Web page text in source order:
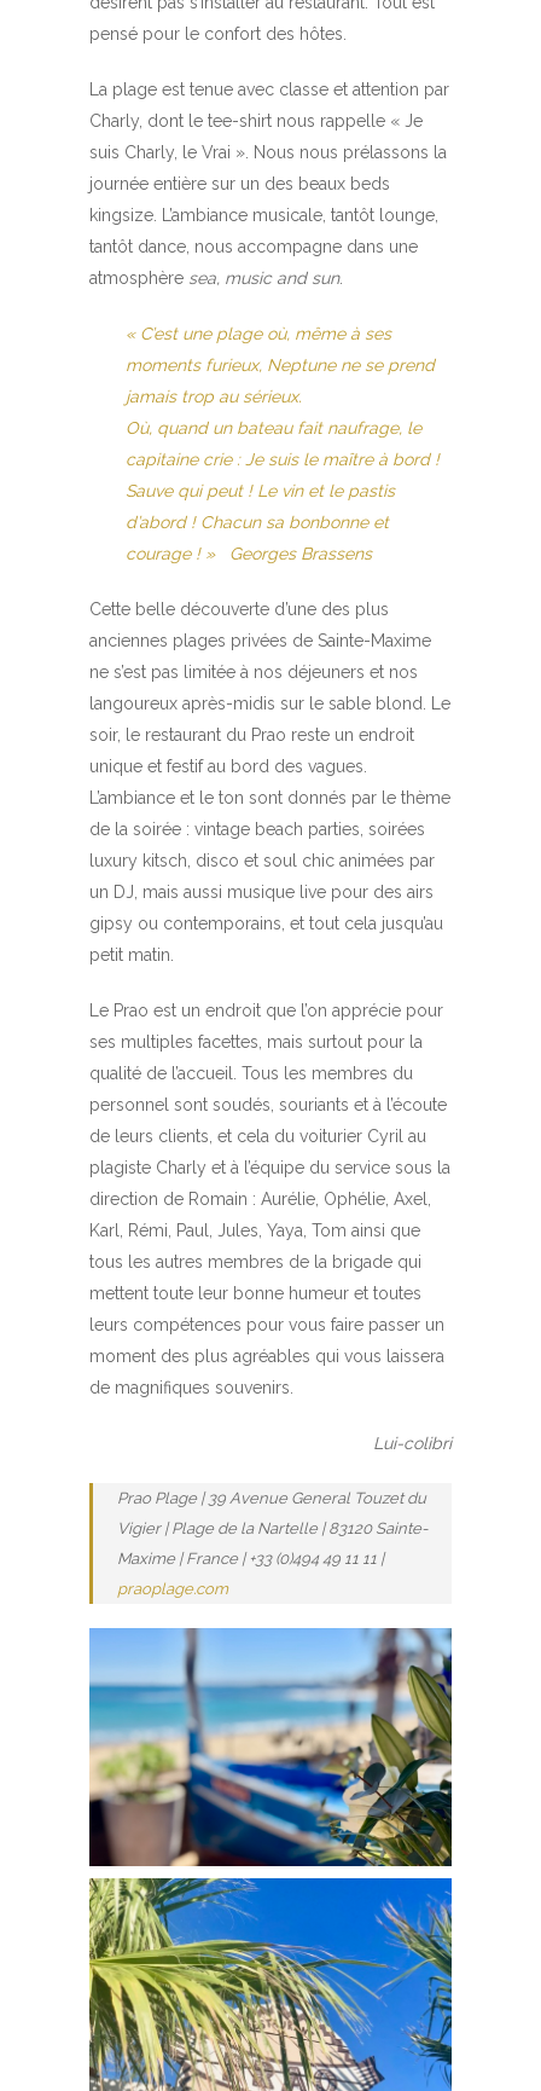
pensé pour le confort des hôtes.
La plage est tenue avec classe et attention par
Charly, dont le tee-shirt nous rappelle « Je
suis Charly, le Vrai ». Nous nous prélassons la
journée entière sur un des beaux beds
kingsize. L’ambiance musicale, tantôt lounge,
tantôt dance, nous accompagne dans une
atmosphère sea, music and sun.
« C’est une plage où, même à ses
moments furieux, Neptune ne se prend
jamais trop au sérieux.
Où, quand un bateau fait naufrage, le
capitaine crie : Je suis le maître à bord !
Sauve qui peut ! Le vin et le pastis
d’abord ! Chacun sa bonbonne et
courage ! » Georges Brassens
Cette belle découverte d’une des plus
anciennes plages privées de Sainte-Maxime
ne s’est pas limitée à nos déjeuners et nos
langoureux après-midis sur le sable blond. Le
soir, le restaurant du Prao reste un endroit
unique et festif au bord des vagues.
L’ambiance et le ton sont donnés par le thème
de la soirée : vintage beach parties, soirées
luxury kitsch, disco et soul chic animées par
un DJ, mais aussi musique live pour des airs
gipsy ou contemporains, et tout cela jusqu’au
petit matin.
Le Prao est un endroit que l’on apprécie pour
ses multiples facettes, mais surtout pour la
qualité de l’accueil. Tous les membres du
personnel sont soudés, souriants et à l’écoute
de leurs clients, et cela du voiturier Cyril au
plagiste Charly et à l’équipe du service sous la
direction de Romain : Aurélie, Ophélie, Axel,
Karl, Rémi, Paul, Jules, Yaya, Tom ainsi que
tous les autres membres de la brigade qui
mettent toute leur bonne humeur et toutes
leurs compétences pour vous faire passer un
moment des plus agréables qui vous laissera
de magnifiques souvenirs.
Lui-colibri
Prao Plage | 39 Avenue General Touzet du
Vigier | Plage de la Nartelle | 83120 Sainte-
Maxime | France | +33 (0)494 49 11 11 |
praoplage.com